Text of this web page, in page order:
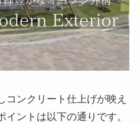
コンクリート仕上げが映え
ントは以下の通りです。